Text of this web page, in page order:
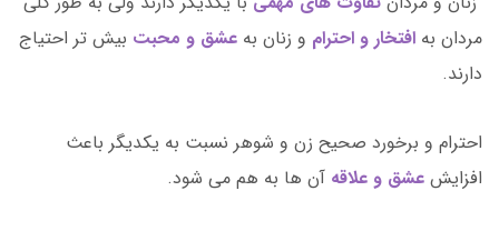
مردان به افتخار و احترام و زنان به عشق و محبت بیش تر احتیاج
دارند.
احترام و برخورد صحیح زن و شوهر نسبت به یکدیگر باعث
افزایش عشق و علاقه آن ها به هم می شود.